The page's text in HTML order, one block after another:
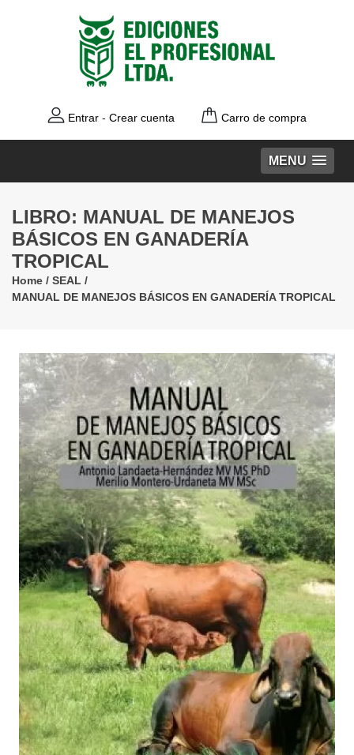
Entrar - Crear cuenta Carro de compra
MENU
LIBRO: MANUAL DE MANEJOS
BÁSICOS EN GANADERÍA
TROPICAL
Home / SEAL /
MANUAL DE MANEJOS BÁSICOS EN GANADERÍA TROPICAL